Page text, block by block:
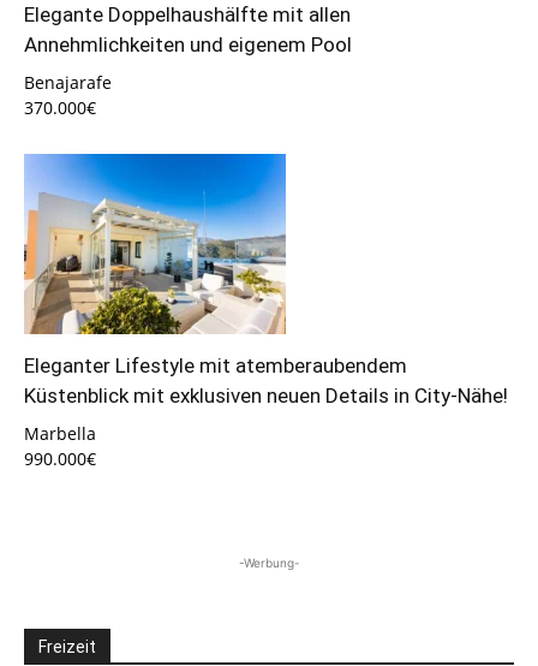
Elegante Doppelhaushälfte mit allen
Annehmlichkeiten und eigenem Pool
Benajarafe
370.000€
Eleganter Lifestyle mit atemberaubendem
Küstenblick mit exklusiven neuen Details in City-Nähe!
Marbella
990.000€
-Werbung-
Freizeit